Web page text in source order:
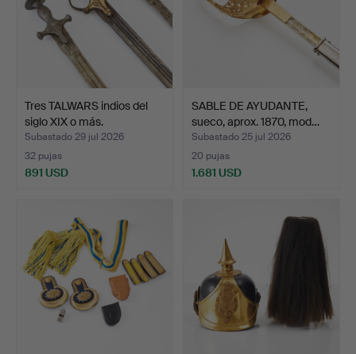
Tres TALWARS indios del
siglo XIX o más.
Subastado 29 jul 2026
32 pujas
891 USD
SABLE DE AYUDANTE,
sueco, aprox. 1870, mod…
Subastado 25 jul 2026
20 pujas
1.681 USD